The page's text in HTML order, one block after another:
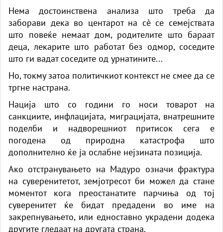
Нема достоинствена анализа што треба да
заборави дека во центарот на сè се семејствата
што повеќе немаат дом, родителите што бараат
деца, лекарите што работат без одмор, соседите
што ги вадат соседите од урнатините...
Но, токму затоа политичкиот контекст не смее да се
тргне настрана.
Нација што со години го носи товарот на
санкциите, инфлацијата, миграцијата, внатрешните
поделби и надворешниот притисок сега е
погодена од природна катастрофа што
дополнително ќе ја ослабне нејзината позиција.
Ако отстранувањето на Мадуро означи фрактура
на суверенитетот, земјотресот би можел да стане
моментот кога преостанатите парчиња од тој
суверенитет ќе бидат предадени во име на
закрепнувањето, или едноставно украдени додека
другите гледаат на другата страна.